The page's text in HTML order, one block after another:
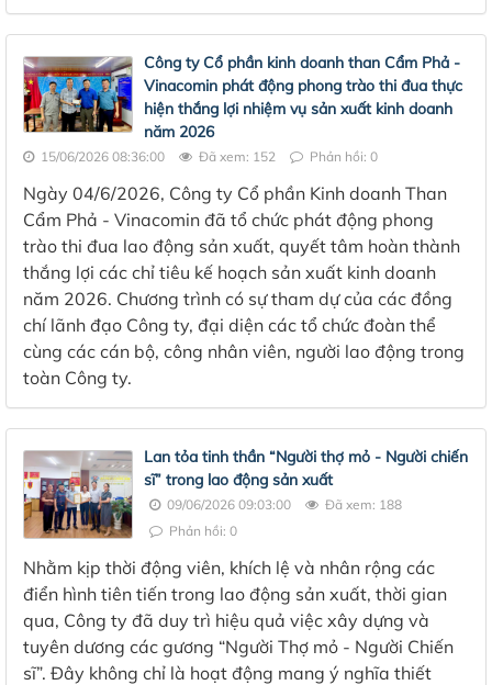
Công ty Cổ phần kinh doanh than Cẩm Phả -
Vinacomin phát động phong trào thi đua thực
hiện thắng lợi nhiệm vụ sản xuất kinh doanh
năm 2026
15/06/2026 08:36:00 Đã xem: 152 Phản hồi: 0
Ngày 04/6/2026, Công ty Cổ phần Kinh doanh Than
Cẩm Phả - Vinacomin đã tổ chức phát động phong
trào thi đua lao động sản xuất, quyết tâm hoàn thành
thắng lợi các chỉ tiêu kế hoạch sản xuất kinh doanh
năm 2026. Chương trình có sự tham dự của các đồng
chí lãnh đạo Công ty, đại diện các tổ chức đoàn thể
cùng các cán bộ, công nhân viên, người lao động trong
toàn Công ty.
Lan tỏa tinh thần “Người thợ mỏ - Người chiến
sĩ” trong lao động sản xuất
09/06/2026 09:03:00
Đã xem: 188
Phản hồi: 0
Nhằm kịp thời động viên, khích lệ và nhân rộng các
điển hình tiên tiến trong lao động sản xuất, thời gian
qua, Công ty đã duy trì hiệu quả việc xây dựng và
tuyên dương các gương “Người Thợ mỏ - Người Chiến
sĩ”. Đây không chỉ là hoạt động mang ý nghĩa thiết